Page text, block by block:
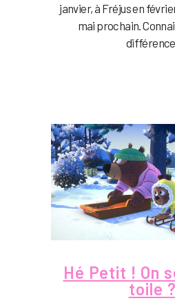
janvier, à Fréjus en
mai prochain.
Hé Petit ! On
toile